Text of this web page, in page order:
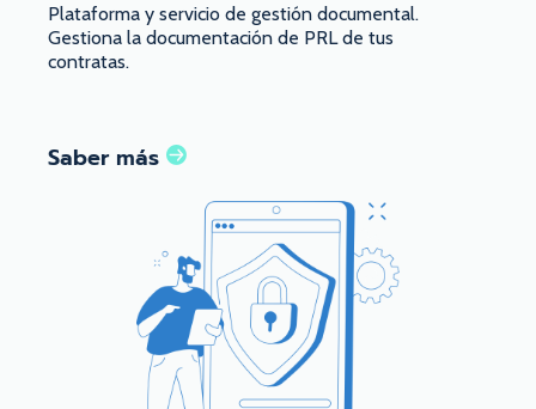
Plataforma y servicio de gestión documental.
Gestiona la documentación de PRL de tus
contratas.
Saber más